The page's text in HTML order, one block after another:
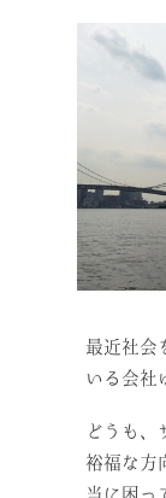
最近社会
いる会社
どうも、
裕福な方
当に困っ